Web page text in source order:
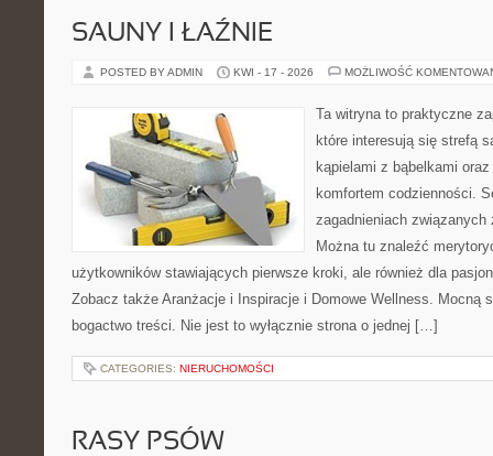
SAUNY I ŁAŹNIE
POSTED BY ADMIN KWI - 17 - 2026 MOŻLIWOŚĆ
Ta witryna to praktyczne
które interesują się strefą
kąpielami z bąbelkami
komfortem codzienności.
zagadnieniach
Można tu znaleźć
użytkowników stawiających pierwsze kroki, ale również dla
Zobacz także Aranżacje i Inspiracje i Domowe Wellness. Mocną
bogactwo treści. Nie jest to wyłącznie strona o jednej […]
CATEGORIES: NIERUCHOMOŚCI
RASY PSÓW